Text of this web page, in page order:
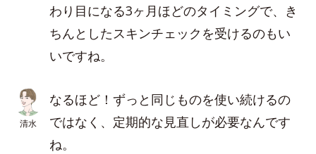
わり目になる3ヶ月ほどのタイミングで、き
ちんとしたスキンチェックを受けるのもい
いですね。
清水
なるほど！ずっと同じものを使い続けるの
ではなく、定期的な見直しが必要なんです
ね。